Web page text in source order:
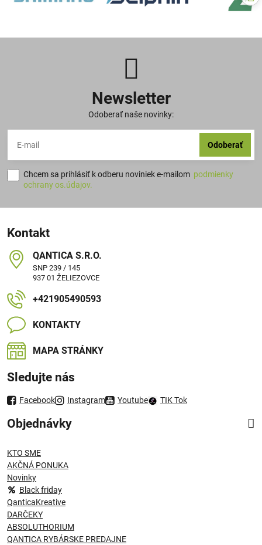
Newsletter
Odoberať naše novinky:
Odoberať
Chcem sa prihlásiť k odberu noviniek e-mailom podmienky
ochrany os.údajov.
Kontakt
QANTICA S​.R​.O​.
SNP 239 / 145
937 01 ŽELIEZOVCE
+421905490593
KONTAKTY
MAPA STRÁNKY
Sledujte nás
Facebook Instagram Youtube TIK Tok
Objednávky
KTO SME
AKČNÁ PONUKA
Novinky
Black friday
QanticaKreative
DARČEKY
ABSOLUTHORIUM
QANTICA RYBÁRSKE PREDAJNE